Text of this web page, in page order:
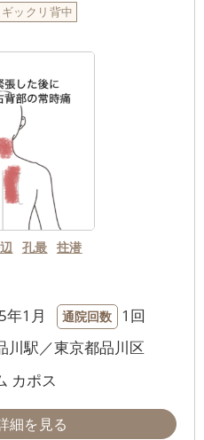
ギックリ背中
孔最 拄潜
年1月 通院回数 1回
川駅／東京都品川区
カポス
細を見る